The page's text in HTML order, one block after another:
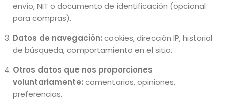
envío, NIT o documento de identificación (opcional
para compras).
Datos de navegación: cookies, dirección IP, historial
de búsqueda, comportamiento en el sitio.
Otros datos que nos proporciones
voluntariamente: comentarios, opiniones,
preferencias.